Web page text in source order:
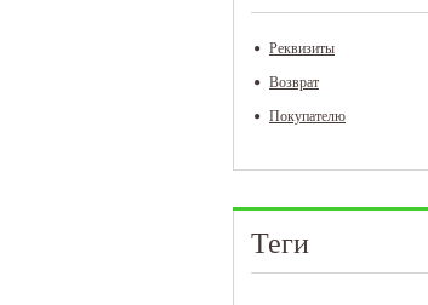
Реквизиты
Возврат
Покупателю
Теги